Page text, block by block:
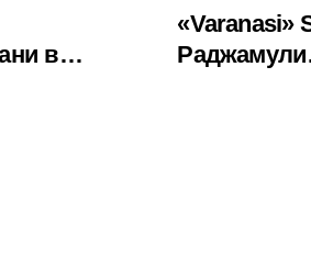
в
«Varanasi»
Раджамули